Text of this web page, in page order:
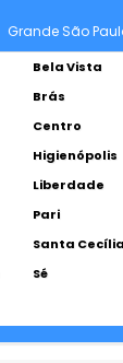
Grande São
Bela Vista
Brás
Centro
Higienópolis
Liberdade
Pari
Santa Cecília
Sé